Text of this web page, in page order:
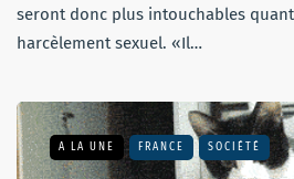
seront donc plus intouchables
harcèlement sexuel. «Il…
A LA UNE FRANCE SOCIÉTÉ